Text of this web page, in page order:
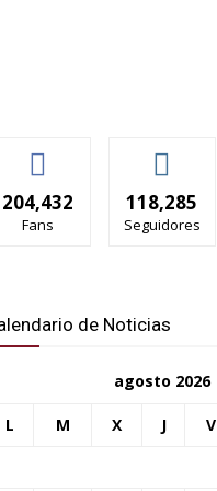
204,432
Fans
118,285
Seguidores
de Noticias
agosto 2026
L M X J V